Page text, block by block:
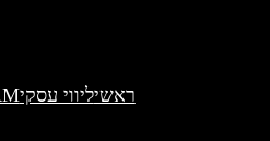
ראשיליווי עסקי